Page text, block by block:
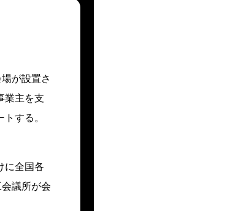
が設置さ
業主を支
する。
に全国各
議所が会